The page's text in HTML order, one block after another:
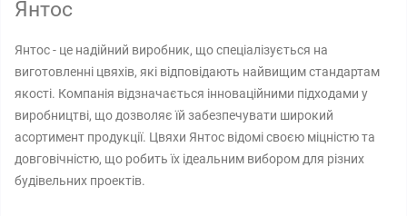
Янтос
Янтос - це надійний виробник, що спеціалізується на
виготовленні цвяхів, які відповідають найвищим стандартам
якості. Компанія відзначається інноваційними підходами у
виробництві, що дозволяє їй забезпечувати широкий
асортимент продукції. Цвяхи Янтос відомі своєю міцністю та
довговічністю, що робить їх ідеальним вибором для різних
будівельних проектів.